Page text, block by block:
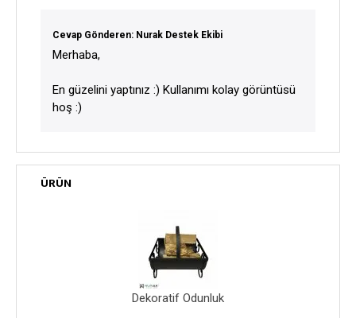
Cevap Gönderen: Nurak Destek Ekibi
Merhaba,
En güzelini yaptınız :) Kullanımı kolay görüntüsü
hoş :)
ÜRÜN
Dekoratif Odunluk